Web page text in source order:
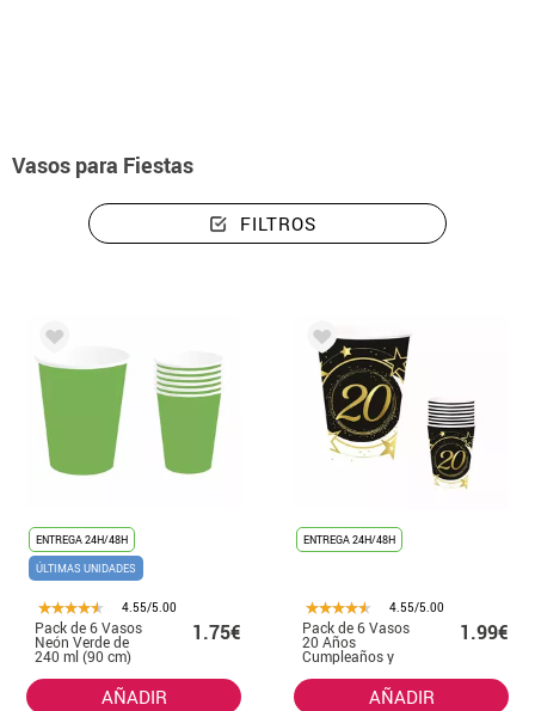
Vasos para Fiestas
FILTROS
ENTREGA 24H/48H
ÚLTIMAS UNIDADES
4.55/5.00
Pack de 6 Vasos
Neón Verde de
240 ml (90 cm)
1.75€
AÑADIR
ENTREGA 24H/48H
4.55/5.00
Pack de 6 Vasos
20 Años
Cumpleaños y
Aniversarios de
240 ml (90 cm)
1.99€
AÑADIR